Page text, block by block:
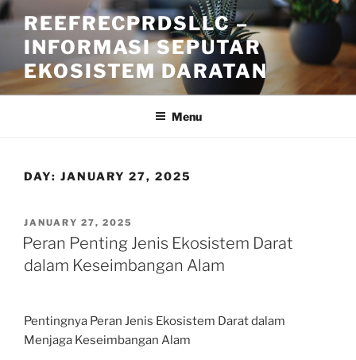
Skip
to
content
REEFRECPRDSLLC –
INFORMASI SEPUTAR
EKOSISTEM DARATAN
Menu
DAY: JANUARY 27, 2025
POSTED
ON
JANUARY 27, 2025
Peran Penting Jenis Ekosistem Darat
dalam Keseimbangan Alam
Pentingnya Peran Jenis Ekosistem Darat dalam
Menjaga Keseimbangan Alam